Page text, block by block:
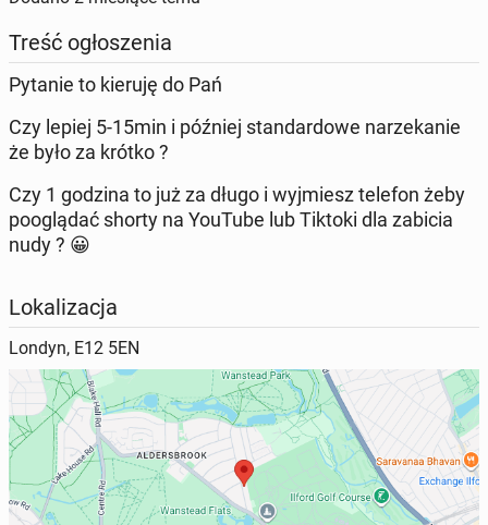
Treść ogłoszenia
Pytanie to kieruję do Pań
Czy lepiej 5-15min i później standardowe narzekanie
że było za krótko ?
Czy 1 godzina to już za długo i wyjmiesz telefon żeby
pooglądać shorty na YouTube lub Tiktoki dla zabicia
nudy ? 😀
Lokalizacja
Londyn, E12 5EN